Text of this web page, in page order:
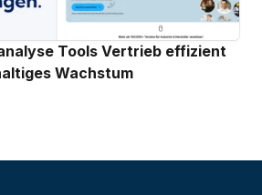
Tools Vertrieb effizient
Wachstum